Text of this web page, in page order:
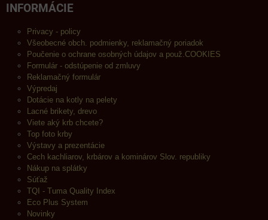
INFORMÁCIE
Privacy - policy
Všeobecné obch. podmienky, reklamačný poriadok
Poučenie o ochrane osobných údajov a použ.COOKIES
Formulár - odstúpenie od zmluvy
Reklamačný formulár
Výpredaj
Dotácie na kotly na pelety
Lacné brikety, drevo
Viete aký krb chcete?
Top foto krby
Výstavy a prezentácie
Cech kachliarov, krbárov a kominárov Slov. republiky
Nákup na splátky
Súťaž
TQI - Tuma Quality Index
Eco Plus System
Novinky